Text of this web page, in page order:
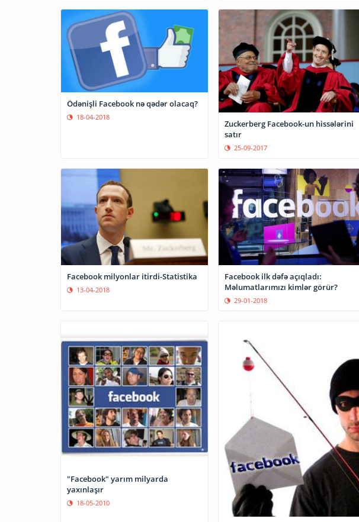
Ödənişli Facebook nə qədər olacaq?
18-04-2018
Zuckerberg Facebook-un hissələrini
satır
25-09-2017
Facebook milyonlar itirdi-Statistika
13-04-2018
Facebook ilk dəfə açıqladı:
Məlumatlarımızı kimlər görür?
29-01-2018
"Facebook" yarım milyarda
yaxınlaşır
18-05-2010